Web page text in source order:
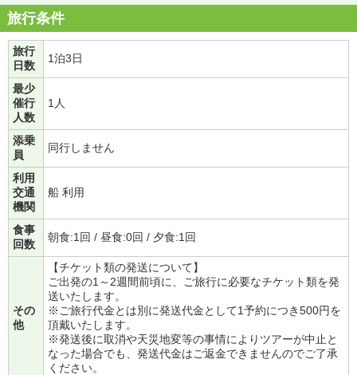
旅行条件
旅行
日数
1泊3日
最少
催行
人数
1人
添乗
員
同行しません
利用
交通
機関
船 利用
食事
回数
朝食:1回 / 昼食:0回 / 夕食:1回
その
他
【チケット類の発送について】
ご出発の1～2週間前頃に、ご旅行に必要なチケット類を発
送いたします。
※ご旅行代金とは別に発送代金として1予約につき500円を
頂戴いたします。
※発送後に取消や天災地変等の事情によりツアーが中止と
なった場合でも、発送代金はご返金できませんのでご了承
ください。